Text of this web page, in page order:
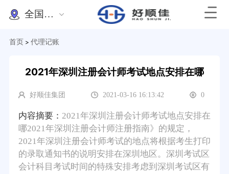
全国办理
首页 > 代理记账
2021年深圳注册会计师考试地点安排在哪
好顺佳集团 2021-03-16 16:13:42 0
内容摘要： 2021年深圳注册会计师考试地点安排在
哪2021年深圳注册会计师注册指南》的规定，
2021年深圳注册会计师考试的地点将根据考生打印
的录取通知书的说明安排在深圳地区。深圳考试区
会计科目考试时间的特殊安排考虑到深圳考试区有